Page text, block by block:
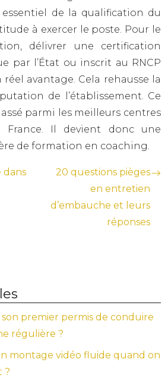
de la qualification du
à exercer le poste. Pour le
délivrer une certification
par l’État ou inscrit au RNCP
avantage. Cela rehausse la
de l’établissement. Ce
parmi les meilleurs centres
Il devient donc une
de formation en coaching.
dans
20 questions pièges
en entretien
d’embauche et leurs
réponses
premier permis de conduire
régulière ?
montage vidéo fluide quand on
?